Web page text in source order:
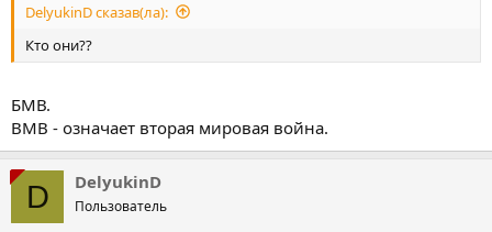
DelyukinD сказав(ла):
Кто они??
БМВ.
ВМВ - означает вторая мировая война.
D DelyukinD
Пользователь